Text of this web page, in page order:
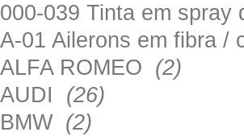
000-039 Tinta em
A-01 Ailerons em fibra
ALFA ROMEO (2)
AUDI (26)
BMW (2)